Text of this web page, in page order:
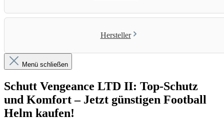
Hersteller
Menü schließen
Schutt Vengeance LTD II: Top-Schutz
und Komfort – Jetzt günstigen Football
Helm kaufen!